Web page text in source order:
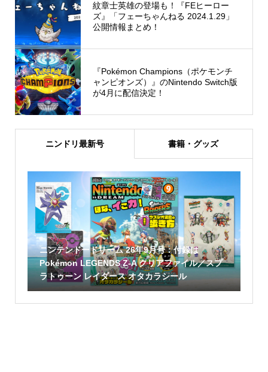
紋章士英雄の登場も！『FEヒーロー
ズ』「フェーちゃんねる 2024.1.29」
公開情報まとめ！
『Pokémon Champions（ポケモンチ
ャンピオンズ）』のNintendo Switch版
が4月に配信決定！
ニンドリ最新号 書籍・グッズ
ニンテンドードリーム 26年9月号：付録は
Pokémon LEGENDS Z-A クリアファイル／スプ
ラトゥーン レイダース オタカラシール